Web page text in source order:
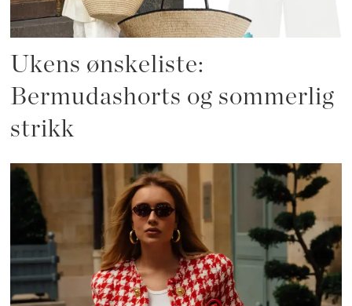
Ukens ønskeliste:
Bermudashorts og sommerlig
strikk